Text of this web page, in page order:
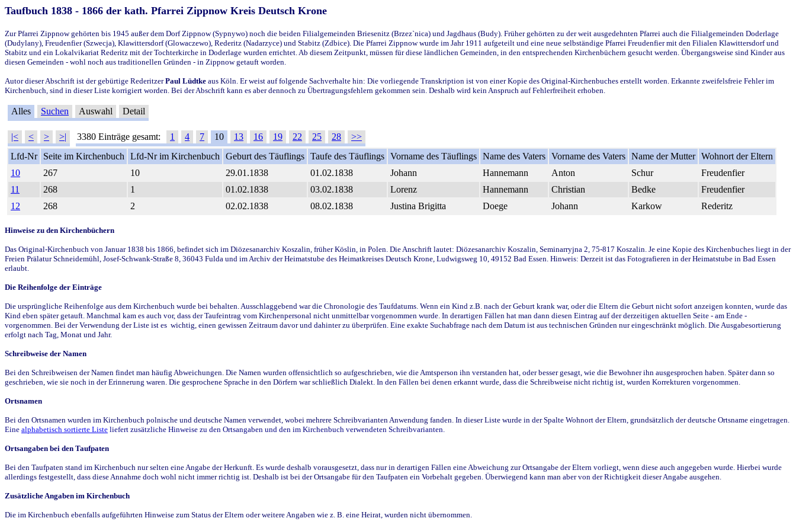
Taufbuch 1838 - 1866 der kath. Pfarrei Zippnow Kreis Deutsch Krone
Zur Pfarrei Zippnow gehörten bis 1945 außer dem Dorf Zippnow (Sypnywo) noch die beiden Filialgemeinden Briesenitz (Brzez`nica) und Jagdhaus (Budy). Früher gehörten zu der weit ausgedehnten Pfarrei auch die Filialgemeinden Doderlage
(Dudylany), Freudenfier (Szwecja), Klawittersdorf (Glowaczewo), Rederitz (Nadarzyce) und Stabitz (Zdbice). Die Pfarrei Zippnow wurde im Jahr 1911 aufgeteilt und eine neue selbständige Pfarrei Freudenfier mit den Filialen Klawittersdorf und
Stabitz und ein Lokalvikariat Rederitz mit der Tochterkirche in Doderlage wurden errichtet. Ab diesem Zeitpunkt, müssen für diese ländlichen Gemeinden, in den entsprechenden Kirchenbüchern gesucht werden. Übergangsweise sind Kinder aus
diesen Gemeinden - wohl noch aus traditionellen Gründen - in Zippnow getauft worden.
Autor dieser Abschrift ist der gebürtige RederitzerPaul Lüdtke aus Köln. Er weist auf folgende Sachverhalte hin: Die vorliegende Transkription ist von einer Kopie des Original-Kirchenbuches erstellt worden. Erkannte zweifelsfreie Fehler im
Kirchenbuch, sind in dieser Liste korrigiert worden. Bei der Abschrift kann es aber dennoch zu Übertragungsfehlern gekommen sein. Deshalb wird kein Anspruch auf Fehlerfreiheit erhoben.
Alles Suchen Auswahl Detail
|< < > >| 3380 Einträge gesamt: 1 4 7 10 13 16 19 22 25 28
>>
Lfd-Nr
Seite im Kirchenbuch Lfd-Nr im Kirchenbuch Geburt des Täuflings Taufe des Täuflings Vorname des Täuflings Name des Vaters Vorname des Vaters Name der Mutter Wohnort der Eltern
10
267 10 29.01.1838 01.02.1838 Johann Hannemann Anton Schur
Freudenfier
11
268 1 01.02.1838 03.02.1838 Lorenz Hannemann Christian Bedke
Freudenfier
12
268 2 02.02.1838 08.02.1838 Justina Brigitta Doege Johann Karkow Rederitz
Hinweise zu den Kirchenbüchern
Das Original-Kirchenbuch von Januar 1838 bis 1866, befindet sich im Diözesanarchiv Koszalin, früher Köslin, in Polen. Die Anschrift lautet: Diözesanarchiv Koszalin, Seminarryjna 2, 75-817 Koszalin. Je eine Kopie des Kirchenbuches liegt in der
Freien Prälatur Schneidemühl, Josef-Schwank-Straße 8, 36043 Fulda und im Archiv der Heimatstube des Heimatkreises Deutsch Krone, Ludwigsweg 10, 49152 Bad Essen. Hinweis: Derzeit ist das Fotografieren in der Heimatstube in Bad Essen
erlaubt.
Die Reihenfolge der Einträge
Die ursprüngliche Reihenfolge aus dem Kirchenbuch wurde bei behalten. Ausschlaggebend war die Chronologie des Taufdatums. Wenn ein Kind z.B. nach der Geburt krank war, oder die Eltern die Geburt nicht sofort anzeigen konnten, wurde das
Kind eben später getauft. Manchmal kam es auch vor, dass der Taufeintrag vom Kirchenpersonal nicht unmittelbar vorgenommen wurde. In derartigen Fällen hat man dann diesen Eintrag auf der derzeitigen aktuellen Seite - am Ende -
vorgenommen. Bei der Verwendung der Liste ist es wichtig, einen gewissen Zeitraum davor und dahinter zu überprüfen. Eine exakte Suchabfrage nach dem Datum ist aus technischen Gründen nur eingeschränkt möglich. Die Ausgabesortierung
erfolgt nach Tag, Monat und Jahr.
Schreibweise der Namen
Bei den Schreibweisen der Namen findet man häufig Abweichungen. Die Namen wurden offensichtlich so aufgeschrieben, wie die Amtsperson ihn verstanden hat, oder besser gesagt, wie die Bewohner ihn ausgesprochen haben. Später dann so
geschrieben, wie sie noch in der Erinnerung waren. Die gesprochene Sprache in den Dörfern war schließlich Dialekt. In den Fällen bei denen erkannt wurde, dass die Schreibweise nicht richtig ist, wurden Korrekturen vorgenommen.
Ortsnamen
Bei den Ortsnamen wurden im Kirchenbuch polnische und deutsche Namen verwendet, wobei mehrere Schreibvarianten Anwendung fanden. In dieser Liste wurde in der Spalte Wohnort der Eltern, grundsätzlich der deutsche Ortsname eingetragen.
Eine alphabetisch sortierte Liste liefert zusätzliche Hinweise zu den Ortsangaben und den im Kirchenbuch verwendeten Schreibvarianten.
Ortsangaben bei den Taufpaten
Bei den Taufpaten stand im Kirchenbuch nur selten eine Angabe der Herkunft. Es wurde deshalb vorausgesetzt, dass nur in derartigen Fällen eine Abweichung zur Ortsangabe der Eltern vorliegt, wenn diese auch angegeben wurde. Hierbei wurde
allerdings festgestellt, dass diese Annahme doch wohl nicht immer richtig ist. Deshalb ist bei der Ortsangabe für den Taufpaten ein Vorbehalt gegeben. Überwiegend kann man aber von der Richtigkeit dieser Angabe ausgehen.
Zusätzliche Angaben im Kirchenbuch
Die im Kirchenbuch ebenfalls aufgeführten Hinweise zum Status der Eltern oder weitere Angaben wie z. B. eine Heirat, wurden nicht übernommen.